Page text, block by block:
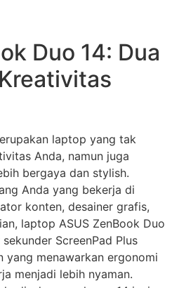
Duo 14: Dua
laptop yang tak
Anda, namun juga
bergaya dan stylish.
Anda yang bekerja di
konten, desainer grafis,
laptop ASUS ZenBook Duo
ScreenPad Plus
yang menawarkan ergonomi
menjadi lebih nyaman.